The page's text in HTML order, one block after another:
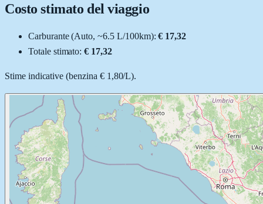
Costo stimato del viaggio
Carburante (Auto, ~6.5 L/100km): € 17,32
Totale stimato:€ 17,32
Stime indicative (benzina € 1,80/L).